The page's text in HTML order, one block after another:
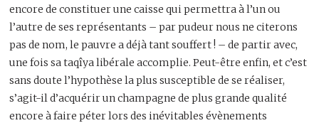
encore de constituer une caisse qui permettra à l’un ou
l’autre de ses représentants – par pudeur nous ne citerons
pas de nom, le pauvre a déjà tant souffert ! – de partir avec,
une fois sa taqîya libérale accomplie. Peut-être enfin, et c’est
sans doute l’hypothèse la plus susceptible de se réaliser,
s’agit-il d’acquérir un champagne de plus grande qualité
encore à faire péter lors des inévitables évènements